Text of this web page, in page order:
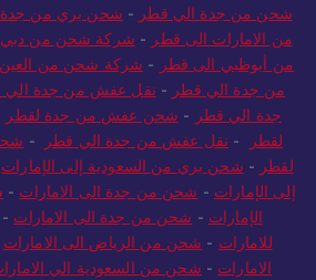
شحن من جدة الي قطر - شحن بري من جدة
من الامارات الى قطر - شركة شحن من دبي
من أبوظبي الى قطر - شركة شحن من العين
من جدة الي قطر - نقل عفش من جدة الي
جدة الي قطر - شحن عفش من جدة لقطر
لقطر
- نقل عفش من جدة الي قطر -
لقطر - شحن بري من السعودية إلى الإمارات
إلى الإمارات - شحن من جدة الى الامارات -
الإمارات - شحن من جدة الى الامارات -
للامارات - شحن من الرياض الى الامارات
الامارات - شحن من السعودية الي